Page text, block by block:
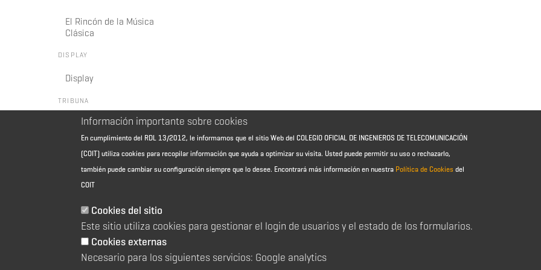
El Rincón de la Música
Clásica
DISPLAY
Display
TRIBUNA
¿Inteligencia? Artificial
Aviso Legal - Información general
Política de cookies
Información importante sobre cookies
En cumplimiento del RDL 13/2012, le informamos que el sitio Web del COLEGIO OFICIAL DE INGENIEROS DE TELECOMUNICACIÓN
(COIT) utiliza cookies para recopilar información que ayuda a optimizar su visita. Usted puede permitir su uso o rechazarlo,
también puede cambiar su configuración siempre que lo desee. Encontrará más información en nuestra Política de Cookies del
COIT
Cookies del sitio
Este sitio utiliza cookies para gestionar el login de usuarios y el estado de los formularios.
Cookies externas
Necesario para los siguientes servicios: Google analytics